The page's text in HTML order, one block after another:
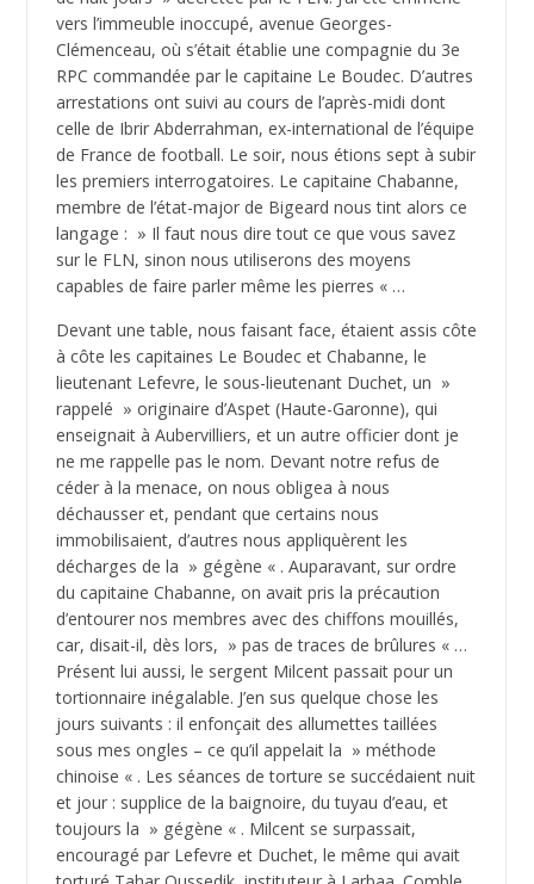
vers l’immeuble inoccupé, avenue Georges-
Clémenceau, où s’était établie une compagnie du 3e
RPC commandée par le capitaine Le Boudec. D’autres
arrestations ont suivi au cours de l’après-midi dont
celle de Ibrir Abderrahman, ex-international de l’équipe
de France de football. Le soir, nous étions sept à subir
les premiers interrogatoires. Le capitaine Chabanne,
membre de l’état-major de Bigeard nous tint alors ce
langage : » Il faut nous dire tout ce que vous savez
sur le FLN, sinon nous utiliserons des moyens
capables de faire parler même les pierres « …
Devant une table, nous faisant face, étaient assis côte
à côte les capitaines Le Boudec et Chabanne, le
lieutenant Lefevre, le sous-lieutenant Duchet, un »
rappelé » originaire d’Aspet (Haute-Garonne), qui
enseignait à Aubervilliers, et un autre officier dont je
ne me rappelle pas le nom. Devant notre refus de
céder à la menace, on nous obligea à nous
déchausser et, pendant que certains nous
immobilisaient, d’autres nous appliquèrent les
décharges de la » gégène « . Auparavant, sur ordre
du capitaine Chabanne, on avait pris la précaution
d’entourer nos membres avec des chiffons mouillés,
car, disait-il, dès lors, » pas de traces de brûlures « …
Présent lui aussi, le sergent Milcent passait pour un
tortionnaire inégalable. J’en sus quelque chose les
jours suivants : il enfonçait des allumettes taillées
sous mes ongles – ce qu’il appelait la » méthode
chinoise « . Les séances de torture se succédaient nuit
et jour : supplice de la baignoire, du tuyau d’eau, et
toujours la » gégène « . Milcent se surpassait,
encouragé par Lefevre et Duchet, le même qui avait